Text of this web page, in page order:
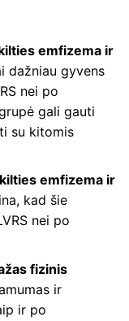
emfizema ir
dažniau gyvens
nei po
gali gauti
su kitomis
emfizema ir
kad šie
nei po
fizinis
ir
ir po